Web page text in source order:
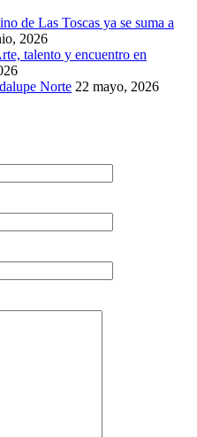
de Las Toscas ya se suma a
2026
talento y encuentro en
Norte 22 mayo, 2026